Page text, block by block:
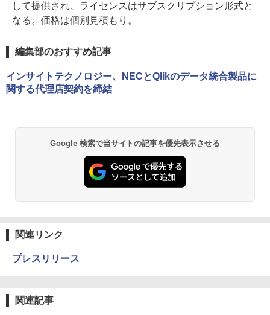
して提供され、ライセンスはサブスクリプション形式と
なる。価格は個別見積もり。
編集部のおすすめ記事
インサイトテクノロジー、NECとQlikのデータ統合製品に
関する代理店契約を締結
Google 検索で当サイトの記事を優先表示させる
関連リンク
プレスリリース
関連記事